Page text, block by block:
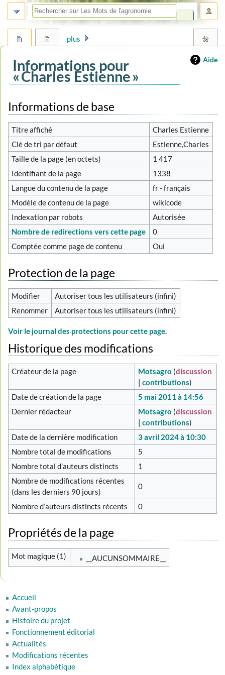
Aide
Informations pour
« Charles Estienne »
Aller
à
la
navigation
Aller
à
la
recherche
Informations de base
Titre affiché
Charles Estienne
Clé de tri par défaut
Estienne,Charles
Taille de la page (en octets)
1 417
Identifiant de la page
1338
Langue du contenu de la page
fr - français
Modèle de contenu de la page
wikicode
Indexation par robots
Autorisée
Nombre de redirections vers cette page
0
Comptée comme page de contenu
Oui
Protection de la page
Modifier
Autoriser tous les utilisateurs (infini)
Renommer
Autoriser tous les utilisateurs (infini)
Voir le journal des protections pour cette page.
Historique des modifications
Créateur de la page Motsagro (discussion
|contributions)
Date de création de la page
5 mai 2011 à 14:56
Dernier rédacteur
Motsagro (discussion
|contributions)
Date de la dernière modification
3 avril 2024 à 10:30
Nombre total de modifications
5
Nombre total d’auteurs distincts
1
Nombre de modifications récentes
(dans les derniers 90 jours)
0
Nombre d’auteurs distincts récents 0
Propriétés de la page
Mot magique (1) __AUCUNSOMMAIRE__
plus
Accueil
Avant-propos
Histoire du projet
Fonctionnement éditorial
Actualités
Modifications récentes
Index alphabétique